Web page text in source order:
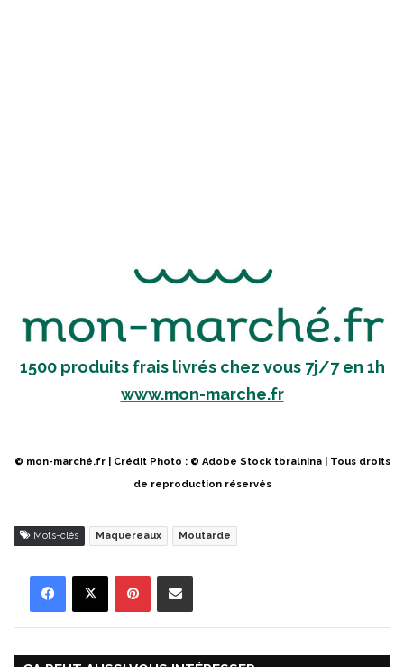
1500 produits frais livrés chez vous 7j/7 en 1h
www.mon-marche.fr
© mon-marché.fr | Crédit Photo : © Adobe Stock tbralnina | Tous droits
de reproduction réservés
Mots-clés Maquereaux Moutarde